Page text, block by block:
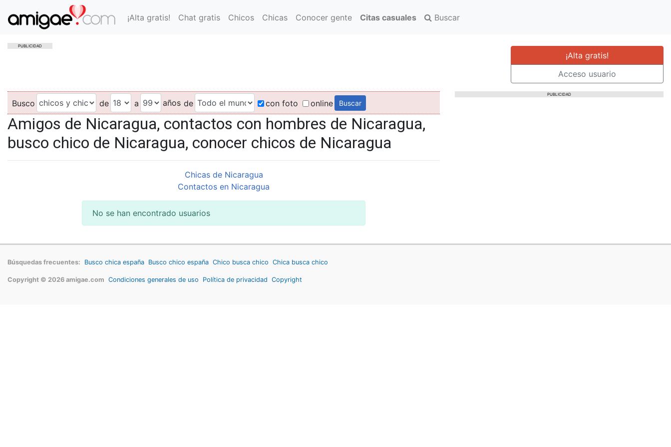
¡Alta gratis! Chat gratis Chicos Chicas Conocer gente Citas casuales Buscar
PUBLICIDAD
¡Alta gratis!
Acceso usuario
Busco de a años de con foto online
Amigos de Nicaragua, contactos con hombres de Nicaragua,
busco chico de Nicaragua, conocer chicos de Nicaragua
Chicas de Nicaragua
Contactos en Nicaragua
No se han encontrado usuarios
PUBLICIDAD
Búsquedas frecuentes: Busco chica españa Busco chico españa Chico busca chico Chica busca chico
Copyright © 2026 amigae.com Condiciones generales de uso Política de privacidad Copyright